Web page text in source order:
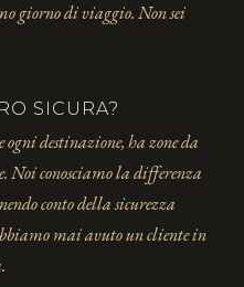
giorno di viaggio. Non sei
SICURA?
destinazione, ha zone da
Noi conosciamo la differenza
conto della sicurezza
mai avuto un cliente in